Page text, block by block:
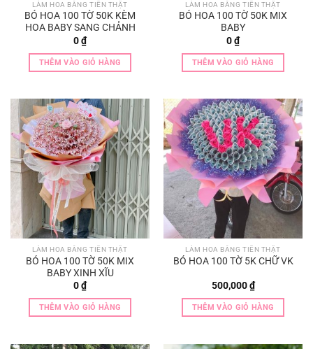
LÀM HOA BẰNG TIỀN THẬT
BÓ HOA 100 TỜ 50K KÈM
HOA BABY SANG CHẢNH
0₫
THÊM VÀO GIỎ HÀNG
LÀM HOA BẰNG TIỀN THẬT
BÓ HOA 100 TỜ 50K MIX
BABY
0₫
THÊM VÀO GIỎ HÀNG
LÀM HOA BẰNG TIỀN THẬT
BÓ HOA 100 TỜ 50K MIX
BABY XINH XĨU
0₫
THÊM VÀO GIỎ HÀNG
LÀM HOA BẰNG TIỀN THẬT
BÓ HOA 100 TỜ 5K CHỮ VK
500,000₫
THÊM VÀO GIỎ HÀNG